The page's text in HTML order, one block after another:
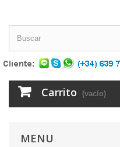
Carrito (vacío)
MENU